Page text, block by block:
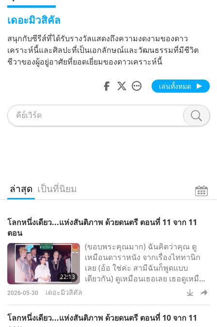
เดอะมิวสิคัล
สนุกกับซีรีส์ที่ได้รับรางวัลแสดงถึงความงดงามของดาว
เคราะห์นี้และศิลปะที่เป็นเอกลักษณ์และวัฒนธรรมที่มีชีวิต
ชีวาของผู้อยู่อาศัยที่ยอดเยี่ยมของดาวเคราะห์นี้
เล่นทั้งหมด
ล่าสุด เป็นที่นิยม
โลกหนึ่งเดียว...แห่งสันติภาพ ด้วยดนตรี ตอนที่ 11 จาก 11
ตอน
22:13
(ขอบพระคุณมาก) ฉันคิดว่าคุณ ดู
เหมือนดาราหนัง จากเรื่องไททานิก
เลย (อ้อ ใช่ค่ะ สามีฉันก็พูดแบบ
เดียวกัน) ดูเหมือนเธอเลย เธอดูเหมือน
เธอมาก (เคท วินสเล็ต) (คุณพูดถูก คือ
เธอจริง ๆ!) ไม่ ผมหมายถึงเรือไททา
2026-05-30 เดอะมิวสิคัล
โลกหนึ่งเดียว...แห่งสันติภาพ ด้วยดนตรี ตอนที่ 10 จาก 11